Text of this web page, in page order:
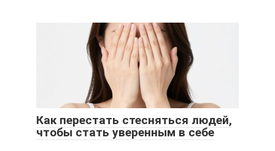
Как перестать стесняться людей,
чтобы стать уверенным в себе